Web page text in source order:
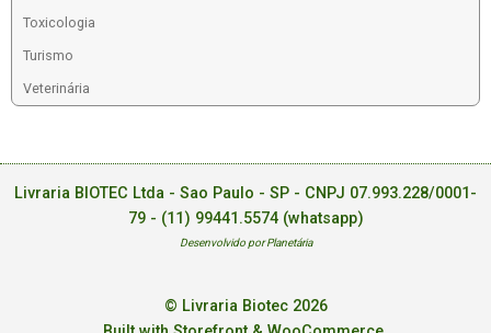
Toxicologia
Turismo
Veterinária
Livraria BIOTEC Ltda - Sao Paulo - SP - CNPJ 07.993.228/0001-
79 - (11) 99441.5574 (whatsapp)
Desenvolvido por Planetária
© Livraria Biotec 2026